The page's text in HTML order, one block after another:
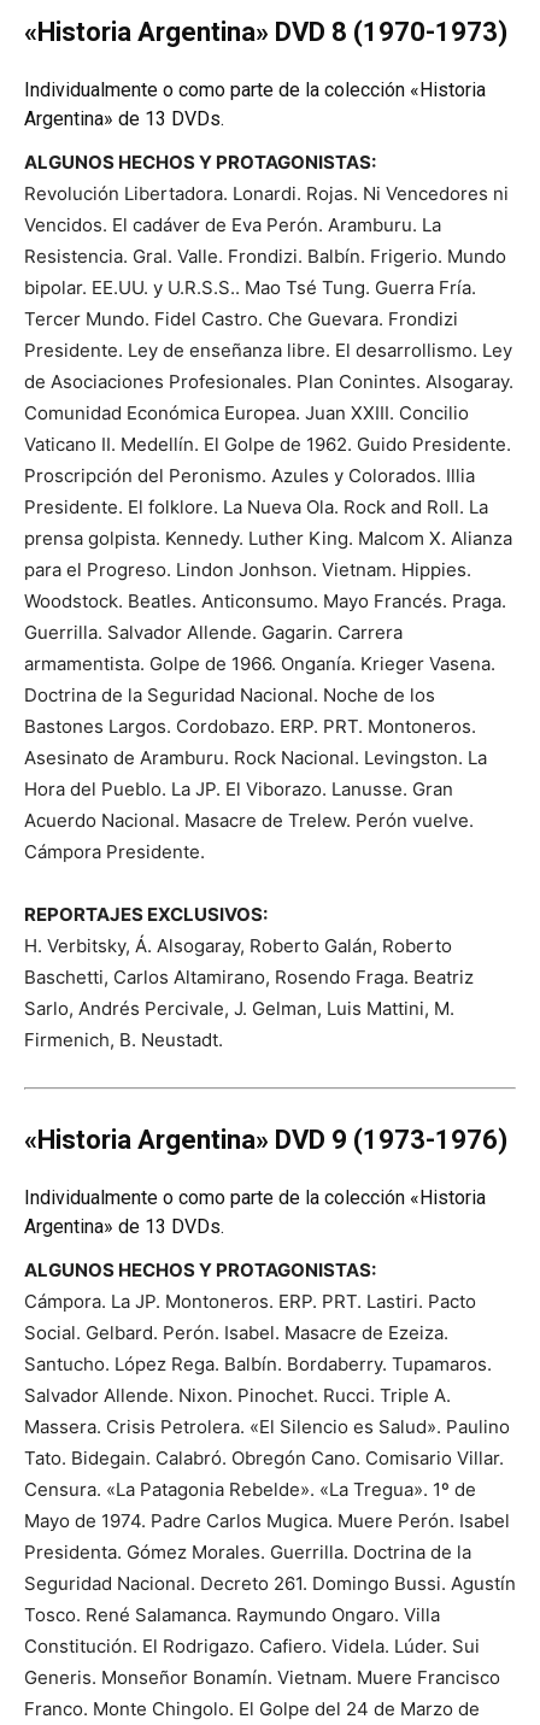
«Historia Argentina» DVD 8 (1970-1973)
Individualmente o como parte de la colección «Historia
Argentina» de 13 DVDs.
ALGUNOS HECHOS Y PROTAGONISTAS:
Revolución Libertadora. Lonardi. Rojas. Ni Vencedores ni
Vencidos. El cadáver de Eva Perón. Aramburu. La
Resistencia. Gral. Valle. Frondizi. Balbín. Frigerio. Mundo
bipolar. EE.UU. y U.R.S.S.. Mao Tsé Tung. Guerra Fría.
Tercer Mundo. Fidel Castro. Che Guevara. Frondizi
Presidente. Ley de enseñanza libre. El desarrollismo. Ley
de Asociaciones Profesionales. Plan Conintes. Alsogaray.
Comunidad Económica Europea. Juan XXIII. Concilio
Vaticano II. Medellín. El Golpe de 1962. Guido Presidente.
Proscripción del Peronismo. Azules y Colorados. Illia
Presidente. El folklore. La Nueva Ola. Rock and Roll. La
prensa golpista. Kennedy. Luther King. Malcom X. Alianza
para el Progreso. Lindon Jonhson. Vietnam. Hippies.
Woodstock. Beatles. Anticonsumo. Mayo Francés. Praga.
Guerrilla. Salvador Allende. Gagarin. Carrera
armamentista. Golpe de 1966. Onganía. Krieger Vasena.
Doctrina de la Seguridad Nacional. Noche de los
Bastones Largos. Cordobazo. ERP. PRT. Montoneros.
Asesinato de Aramburu. Rock Nacional. Levingston. La
Hora del Pueblo. La JP. El Viborazo. Lanusse. Gran
Acuerdo Nacional. Masacre de Trelew. Perón vuelve.
Cámpora Presidente.
REPORTAJES EXCLUSIVOS:
H. Verbitsky, Á. Alsogaray, Roberto Galán, Roberto
Baschetti, Carlos Altamirano, Rosendo Fraga. Beatriz
Sarlo, Andrés Percivale, J. Gelman, Luis Mattini, M.
Firmenich, B. Neustadt.
«Historia Argentina» DVD 9 (1973-1976)
Individualmente o como parte de la colección «Historia
Argentina» de 13 DVDs.
ALGUNOS HECHOS Y PROTAGONISTAS:
Cámpora. La JP. Montoneros. ERP. PRT. Lastiri. Pacto
Social. Gelbard. Perón. Isabel. Masacre de Ezeiza.
Santucho. López Rega. Balbín. Bordaberry. Tupamaros.
Salvador Allende. Nixon. Pinochet. Rucci. Triple A.
Massera. Crisis Petrolera. «El Silencio es Salud». Paulino
Tato. Bidegain. Calabró. Obregón Cano. Comisario Villar.
Censura. «La Patagonia Rebelde». «La Tregua». 1º de
Mayo de 1974. Padre Carlos Mugica. Muere Perón. Isabel
Presidenta. Gómez Morales. Guerrilla. Doctrina de la
Seguridad Nacional. Decreto 261. Domingo Bussi. Agustín
Tosco. René Salamanca. Raymundo Ongaro. Villa
Constitución. El Rodrigazo. Cafiero. Videla. Lúder. Sui
Generis. Monseñor Bonamín. Vietnam. Muere Francisco
Franco. Monte Chingolo. El Golpe del 24 de Marzo de